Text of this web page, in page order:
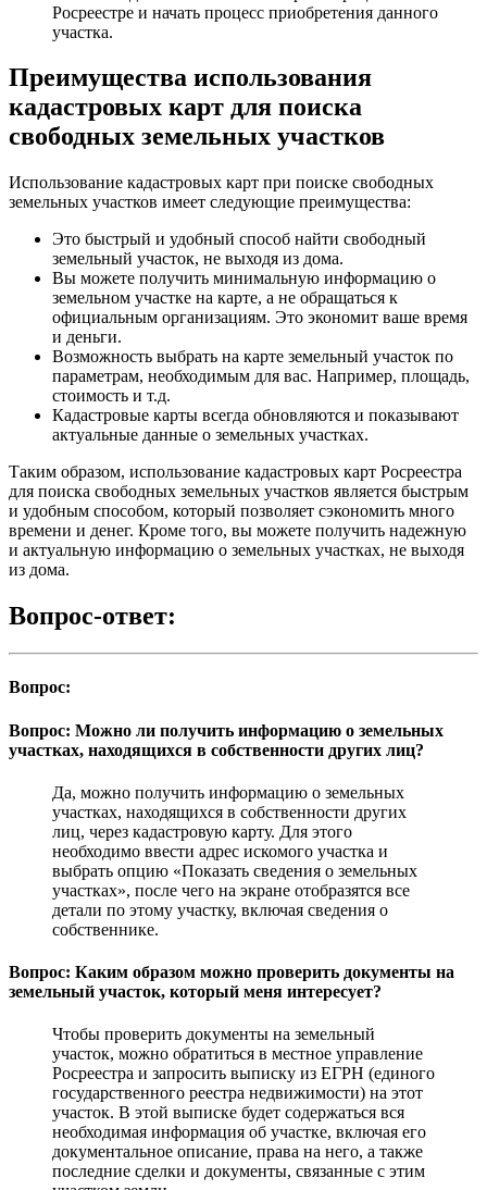
Росреестре и начать процесс приобретения данного
участка.
Преимущества использования
кадастровых карт для поиска
свободных земельных участков
Использование кадастровых карт при поиске свободных
земельных участков имеет следующие преимущества:
Это быстрый и удобный способ найти свободный
земельный участок, не выходя из дома.
Вы можете получить минимальную информацию о
земельном участке на карте, а не обращаться к
официальным организациям. Это экономит ваше время
и деньги.
Возможность выбрать на карте земельный участок по
параметрам, необходимым для вас. Например, площадь,
стоимость и т.д.
Кадастровые карты всегда обновляются и показывают
актуальные данные о земельных участках.
Таким образом, использование кадастровых карт Росреестра
для поиска свободных земельных участков является быстрым
и удобным способом, который позволяет сэкономить много
времени и денег. Кроме того, вы можете получить надежную
и актуальную информацию о земельных участках, не выходя
из дома.
Вопрос-ответ:
Вопрос:
Вопрос: Можно ли получить информацию о земельных
участках, находящихся в собственности других лиц?
Да, можно получить информацию о земельных
участках, находящихся в собственности других
лиц, через кадастровую карту. Для этого
необходимо ввести адрес искомого участка и
выбрать опцию «Показать сведения о земельных
участках», после чего на экране отобразятся все
детали по этому участку, включая сведения о
собственнике.
Вопрос: Каким образом можно проверить документы на
земельный участок, который меня интересует?
Чтобы проверить документы на земельный
участок, можно обратиться в местное управление
Росреестра и запросить выписку из ЕГРН (единого
государственного реестра недвижимости) на этот
участок. В этой выписке будет содержаться вся
необходимая информация об участке, включая его
документальное описание, права на него, а также
последние сделки и документы, связанные с этим